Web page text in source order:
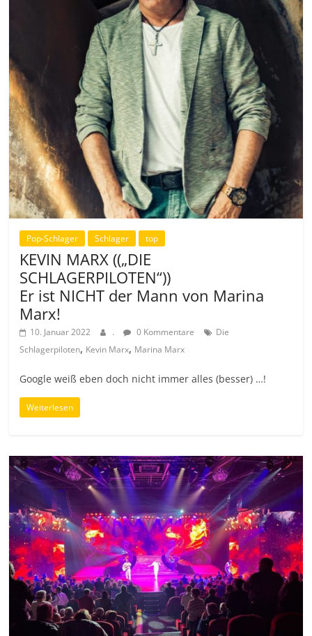
Pop-Schlager Schlager top
KEVIN MARX ((„DIE
SCHLAGERPILOTEN“))
Er ist NICHT der Mann von Marina
Marx!
10. Januar 2022 . 0 Kommentare
Die
Schlagerpiloten, Kevin Marx, Marina Marx
Google weiß eben doch nicht immer alles (besser) …!
Weiterlesen